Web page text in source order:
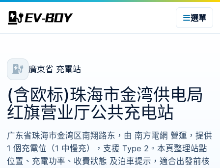
選單
廣東省 充電站
(含欧标)珠海市金湾供电局
红旗营业厅公共充电站
广东省珠海市金湾区南翔路东，由 南方電網 營運，提供
1 個充電位（1 中慢充），支援 Type 2。本頁整理站點
位置、充電功率、收費狀態 及泊車提示，適合出發前核